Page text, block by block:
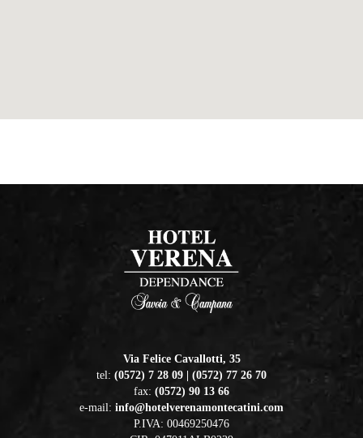
Via Felice Cavallotti, 35
tel: (0572) 7 28 09 | (0572) 77 26 70
fax: (0572) 90 13 66
e-mail: info@hotelverenamontecatini.com
P.IVA: 00469250476